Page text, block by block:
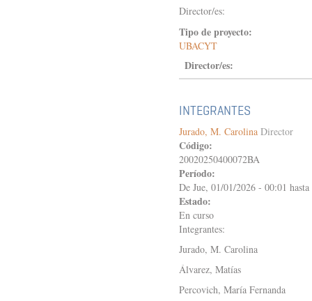
ACTORES
SOCIALES
Y
POLÍTICAS
EN
CONFIGURACIÓN
DEL
DOMINIO
EN
DEL
XVI-
XVII)
Director/es:
Tipo de proyecto:
UBACYT
Director/es:
INTEGRANTES
Jurado, M. Carolina Director
Código:
20020250400072BA
Período:
De Jue, 01/01/2026 - 00:01 hasta
Estado:
En curso
Integrantes:
Jurado, M. Carolina
Álvarez, Matías
Percovich, María Fernanda